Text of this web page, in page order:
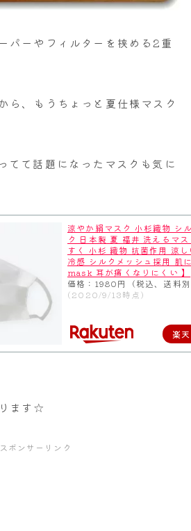
パーやフィルターを挟める2重
ら、もうちょっと夏仕様マスク
てて話題になったマスクも気に
涼やか絹マスク 小杉織物 シ
ク 日本製 夏 福井 洗えるマ
すく 小杉 織物 抗菌作用 涼
冷感 シルクメッシュ採用 肌
mask 耳が痛くなりにくい 】
価格：1980円（税込、送料
(2020/9/13時点)
楽
ます☆
スポンサーリンク